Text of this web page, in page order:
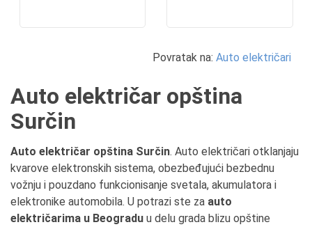
Povratak na: Auto električari
Auto električar opština
Surčin
Auto električar opština Surčin. Auto električari otklanjaju
kvarove elektronskih sistema, obezbeđujući bezbednu
vožnju i pouzdano funkcionisanje svetala, akumulatora i
elektronike automobila. U potrazi ste za auto
električarima u Beogradu u delu grada blizu opštine